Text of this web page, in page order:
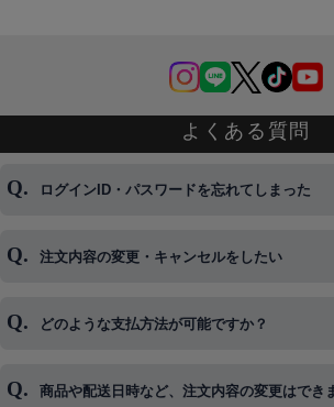
よくある質問
ログインID・パスワードを忘れてしまった
◆下記ページより、ログインIDの変更が可能で
注文内容の変更・キャンセルをしたい
◆即日発送を行なっている関係上、午後以降
※発送後、発送準備が完了しお手続きが間に
どのような支払方法が可能ですか？
◆代金引換・クレジットカード・携帯キャリ
商品や配送日時など、注文内容の変更はでき